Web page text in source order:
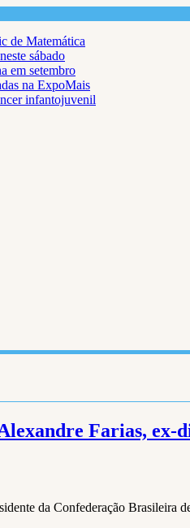
de Matemática
sábado
em setembro
na ExpoMais
infantojuvenil
Farias, ex-
da Confederação Brasileira